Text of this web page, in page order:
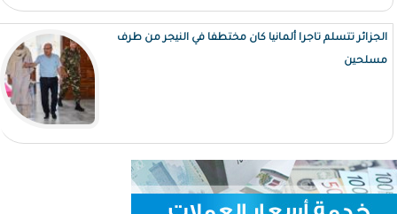
الجزائر تتسلم تاجرا ألمانيا كان مختطفا في النيجر من طرف
مسلحين